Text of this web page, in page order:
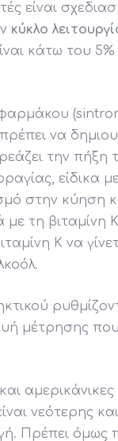
είναι
κύκλο
κάτω του
να
την πήξη
είδικα
στην κύηση
τη βιταμίνη
Κ να
μέτρησης που
νεότερης
Πρέπει όμως